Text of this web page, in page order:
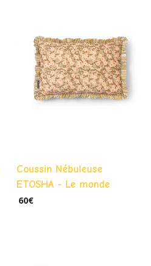
Coussin Nébuleuse
ETOSHA - Le monde
sauvage
60€